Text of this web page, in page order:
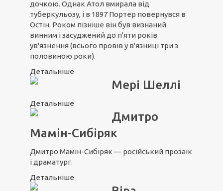
дочкою. Однак Атол вмирала від
туберкульозу, і в 1897 Портер повернувся в
Остін. Роком пізніше він був визнаний
винним і засуджений до п'яти років
ув'язнення (всього провів у в'язниці три з
половиною роки).
Детальніше
Мері Шеллі
Детальніше
Дмитро
Мамін-Сибіряк
Дмитро Мамін-Сибіряк — російський прозаїк
і драматург.
Детальніше